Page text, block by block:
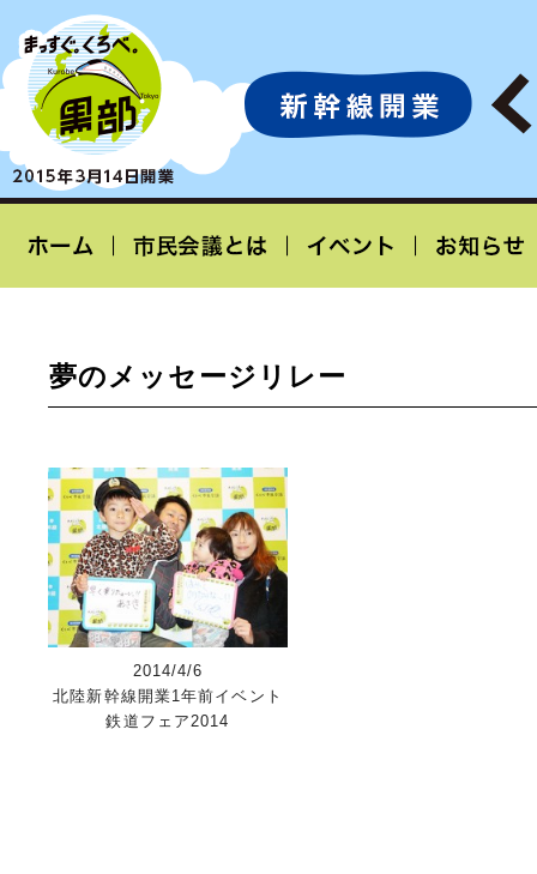
夢のメッセージリレー
2014/4/6
北陸新幹線開業1年前イベント
鉄道フェア2014